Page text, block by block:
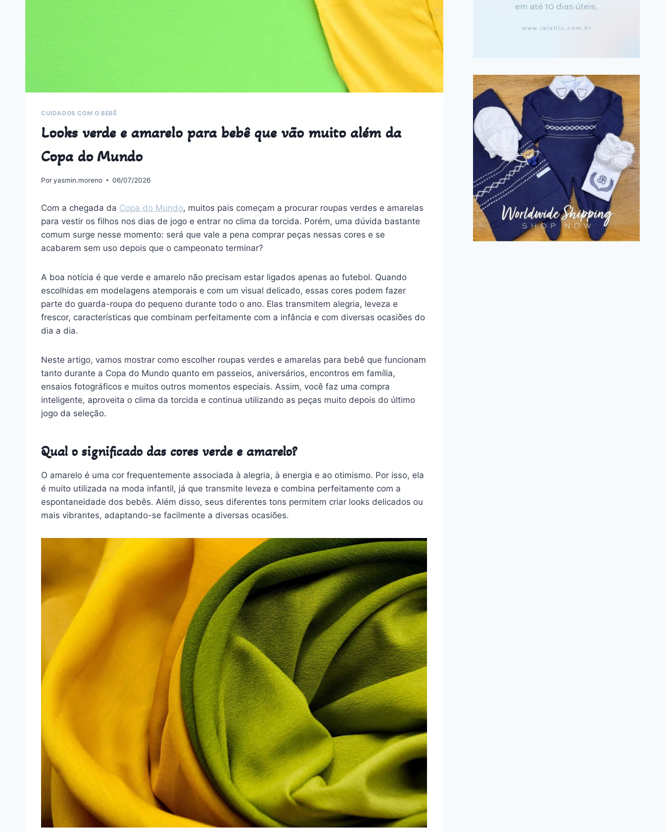
CUIDADOS COM O BEBÊ
Looks verde e amarelo para bebê que vão muito além da
Copa do Mundo
Poryasmin.moreno 06/07/2026
Com a chegada da Copa do Mundo, muitos pais começam a procurar roupas verdes e amarelas
para vestir os filhos nos dias de jogo e entrar no clima da torcida. Porém, uma dúvida bastante
comum surge nesse momento: será que vale a pena comprar peças nessas cores e se
acabarem sem uso depois que o campeonato terminar?
A boa notícia é que verde e amarelo não precisam estar ligados apenas ao futebol. Quando
escolhidas em modelagens atemporais e com um visual delicado, essas cores podem fazer
parte do guarda-roupa do pequeno durante todo o ano. Elas transmitem alegria, leveza e
frescor, características que combinam perfeitamente com a infância e com diversas ocasiões do
dia a dia.
Neste artigo, vamos mostrar como escolher roupas verdes e amarelas para bebê que funcionam
tanto durante a Copa do Mundo quanto em passeios, aniversários, encontros em família,
ensaios fotográficos e muitos outros momentos especiais. Assim, você faz uma compra
inteligente, aproveita o clima da torcida e continua utilizando as peças muito depois do último
jogo da seleção.
Qual o significado das cores verde e amarelo?
O amarelo é uma cor frequentemente associada à alegria, à energia e ao otimismo. Por isso, ela
é muito utilizada na moda infantil, já que transmite leveza e combina perfeitamente com a
espontaneidade dos bebês. Além disso, seus diferentes tons permitem criar looks delicados ou
mais vibrantes, adaptando-se facilmente a diversas ocasiões.